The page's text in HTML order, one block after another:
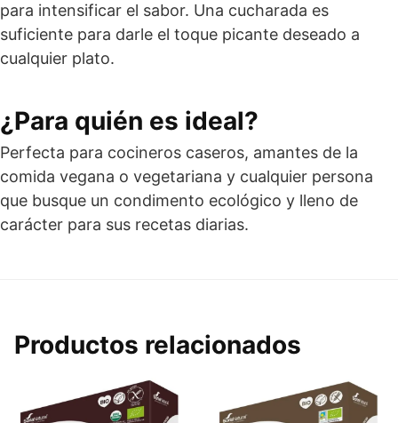
para intensificar el sabor. Una cucharada es
suficiente para darle el toque picante deseado a
cualquier plato.
¿Para quién es ideal?
Perfecta para cocineros caseros, amantes de la
comida vegana o vegetariana y cualquier persona
que busque un condimento ecológico y lleno de
carácter para sus recetas diarias.
Productos relacionados